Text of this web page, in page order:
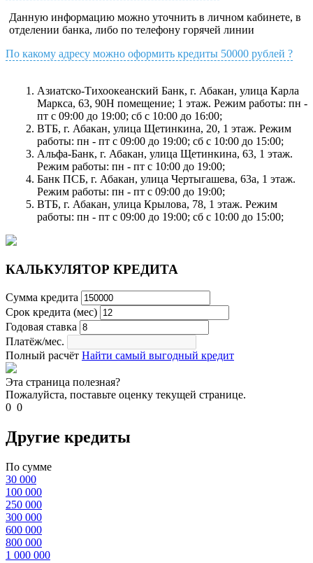
Данную информацию можно уточнить в личном кабинете, в
отделении банка, либо по телефону горячей линии
По какому адресу можно оформить кредиты 50000 рублей ?
Азиатско-Тихоокеанский Банк, г. Абакан, улица Карла
Маркса, 63, 90Н помещение; 1 этаж. Режим работы: пн -
пт с 09:00 до 19:00; сб с 10:00 до 16:00;
ВТБ, г. Абакан, улица Щетинкина, 20, 1 этаж. Режим
работы: пн - пт с 09:00 до 19:00; сб с 10:00 до 15:00;
Альфа-Банк, г. Абакан, улица Щетинкина, 63, 1 этаж.
Режим работы: пн - пт с 10:00 до 19:00;
Банк ПСБ, г. Абакан, улица Чертыгашева, 63а, 1 этаж.
Режим работы: пн - пт с 09:00 до 19:00;
ВТБ, г. Абакан, улица Крылова, 78, 1 этаж. Режим
работы: пн - пт с 09:00 до 19:00; сб с 10:00 до 15:00;
КАЛЬКУЛЯТОР КРЕДИТА
Сумма кредита
Срок кредита (мес)
Годовая ставка
Платёж/мес.
Полный расчёт Найти самый выгодный кредит
Эта страница полезная?
Пожалуйста, поставьте оценку текущей странице.
0 0
Другие кредиты
По сумме
30 000
100 000
250 000
300 000
600 000
800 000
1 000 000